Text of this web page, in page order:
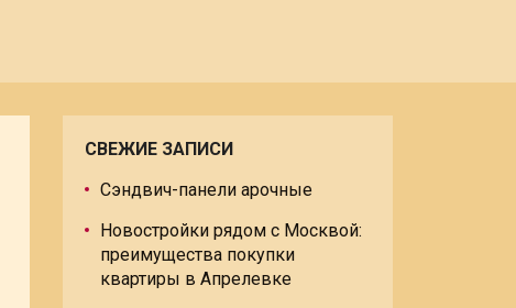
СВЕЖИЕ ЗАПИСИ
Сэндвич-панели арочные
Новостройки рядом с Москвой:
преимущества покупки
квартиры в Апрелевке